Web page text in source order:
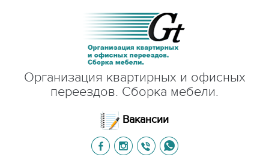
Организация квартирных и офисных
переездов. Сборка мебели.
Вакансии